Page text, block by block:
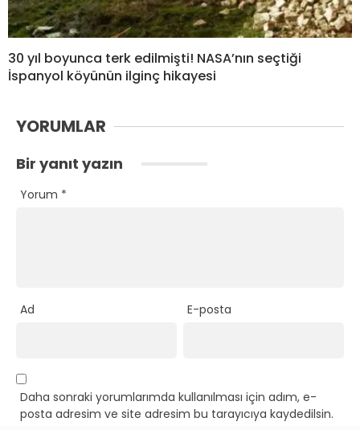
30 yıl boyunca terk edilmişti! NASA’nın seçtiği
İspanyol köyünün ilginç hikayesi
YORUMLAR
Bir yanıt yazın
Yorum *
Ad E-posta
Daha sonraki yorumlarımda kullanılması için adım, e-
posta adresim ve site adresim bu tarayıcıya kaydedilsin.